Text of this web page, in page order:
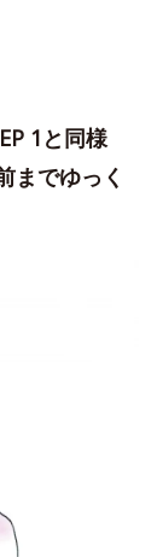
1と同様
までゆっく